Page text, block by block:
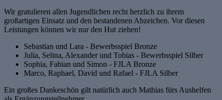
Wir gratulieren allen Jugendlichen recht herzlich zu ihrem
großartigen Einsatz und den bestandenen Abzeichen. Vor diesen
Leistungen können wir nur den Hut ziehen!
Sebastian und Lara - Bewerbsspiel Bronze
Julia, Selina, Alexander und Tobias - Bewerbsspiel Silber
Sophia, Fabian und Simon - FJLA Bronze
Marco, Raphael, David und Rafael - FJLA Silber
Ein großes Dankeschön gilt natürlich auch Mathias fürs Aushelfen